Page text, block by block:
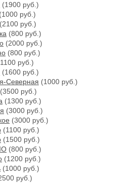
(1900 руб.)
(1000 руб.)
(2100 руб.)
(800 руб.)
(2000 руб.)
(800 руб.)
руб.)
(1600 руб.)
Северная (1000 руб.)
(3500 руб.)
(1300 руб.)
(3000 руб.)
(3000 руб.)
(1100 руб.)
(1500 руб.)
(800 руб.)
(1200 руб.)
(1000 руб.)
руб.)